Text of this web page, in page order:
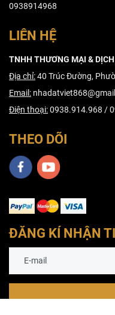
0938914968
LIÊN HỆ
TNHH THƯƠNG MẠI &
Địa chỉ:40 Trúc Đường,
Email:
Điện thoại:0938.914.968 /
THEO DÕI
ĐĂNG KÍ NHẬN